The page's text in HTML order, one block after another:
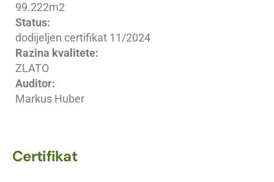
99.222m2
Status:
dodijeljen certifikat 11/2024
Razina kvalitete:
ZLATO
Auditor:
Markus Huber
Certifikat